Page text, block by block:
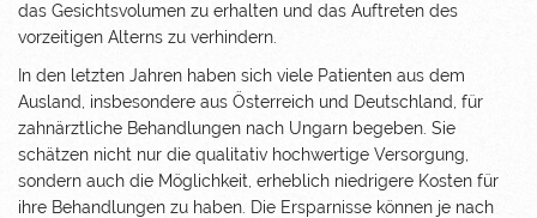
das Gesichtsvolumen zu erhalten und das Auftreten des
vorzeitigen Alterns zu verhindern.
In den letzten Jahren haben sich viele Patienten aus dem
Ausland, insbesondere aus Österreich und Deutschland, für
zahnärztliche Behandlungen nach Ungarn begeben. Sie
schätzen nicht nur die qualitativ hochwertige Versorgung,
sondern auch die Möglichkeit, erheblich niedrigere Kosten für
ihre Behandlungen zu haben. Die Ersparnisse können je nach